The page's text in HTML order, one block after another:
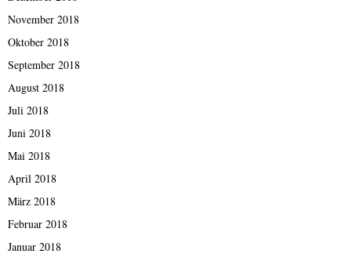
November 2018
Oktober 2018
September 2018
August 2018
Juli 2018
Juni 2018
Mai 2018
April 2018
März 2018
Februar 2018
Januar 2018